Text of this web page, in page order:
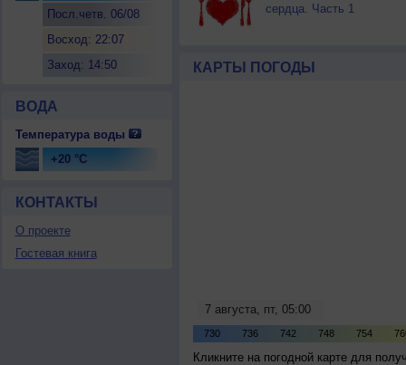
Посл.четв. 06/08
Восход: 22:07
Заход: 14:50
ВОДА
Температура воды
+20 °C
КОНТАКТЫ
О проекте
Гостевая книга
сердца. Часть 1
КАРТЫ ПОГОДЫ
Кликните на погодной карте для